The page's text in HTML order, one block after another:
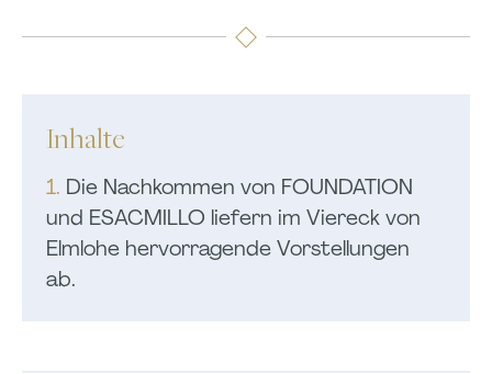
Inhalte
1. Die Nachkommen von FOUNDATION
und ESACMILLO liefern im Viereck von
Elmlohe hervorragende Vorstellungen
ab.